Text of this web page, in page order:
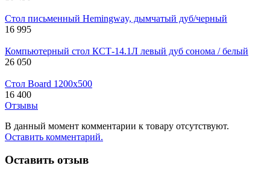
Стол письменный Hemingway, дымчатый дуб/черный
16 995
Компьютерный стол КСТ-14.1Л левый дуб сонома / белый
26 050
Стол Board 1200x500
16 400
Отзывы
В данный момент комментарии к товару отсутствуют.
Оставить комментарий.
Оставить отзыв